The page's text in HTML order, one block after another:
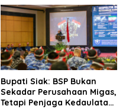
Bupati Siak: BSP Bukan
Sekadar Perusahaan Migas,
Tetapi Penjaga Kedaulatan